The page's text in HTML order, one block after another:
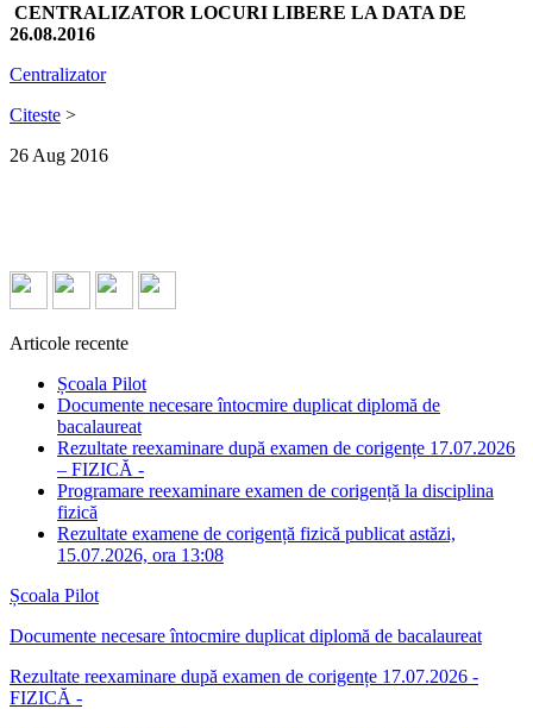
CENTRALIZATOR LOCURI LIBERE LA DATA DE
26.08.2016
Centralizator
Citeste >
26 Aug 2016
Articole recente
Școala Pilot
Documente necesare întocmire duplicat diplomă de
bacalaureat
Rezultate reexaminare după examen de corigențe 17.07.2026
– FIZICĂ -
Programare reexaminare examen de corigență la disciplina
fizică
Rezultate examene de corigență fizică publicat astăzi,
15.07.2026, ora 13:08
Școala Pilot
Documente necesare întocmire duplicat diplomă de bacalaureat
Rezultate reexaminare după examen de corigențe 17.07.2026 -
FIZICĂ -